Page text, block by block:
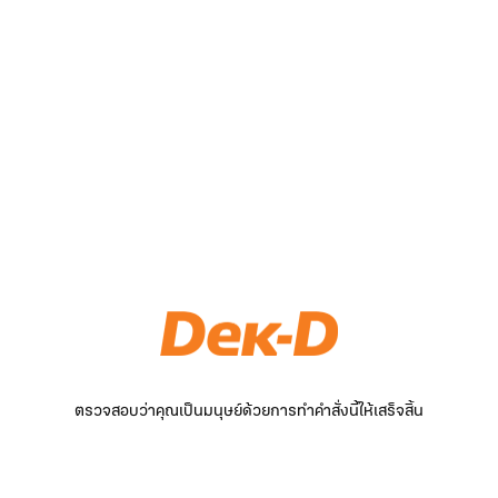
ตรวจสอบว่าคุณเป็นมนุษย์ด้วยการทำคำสั่งนี้ให้เสร็จสิ้น